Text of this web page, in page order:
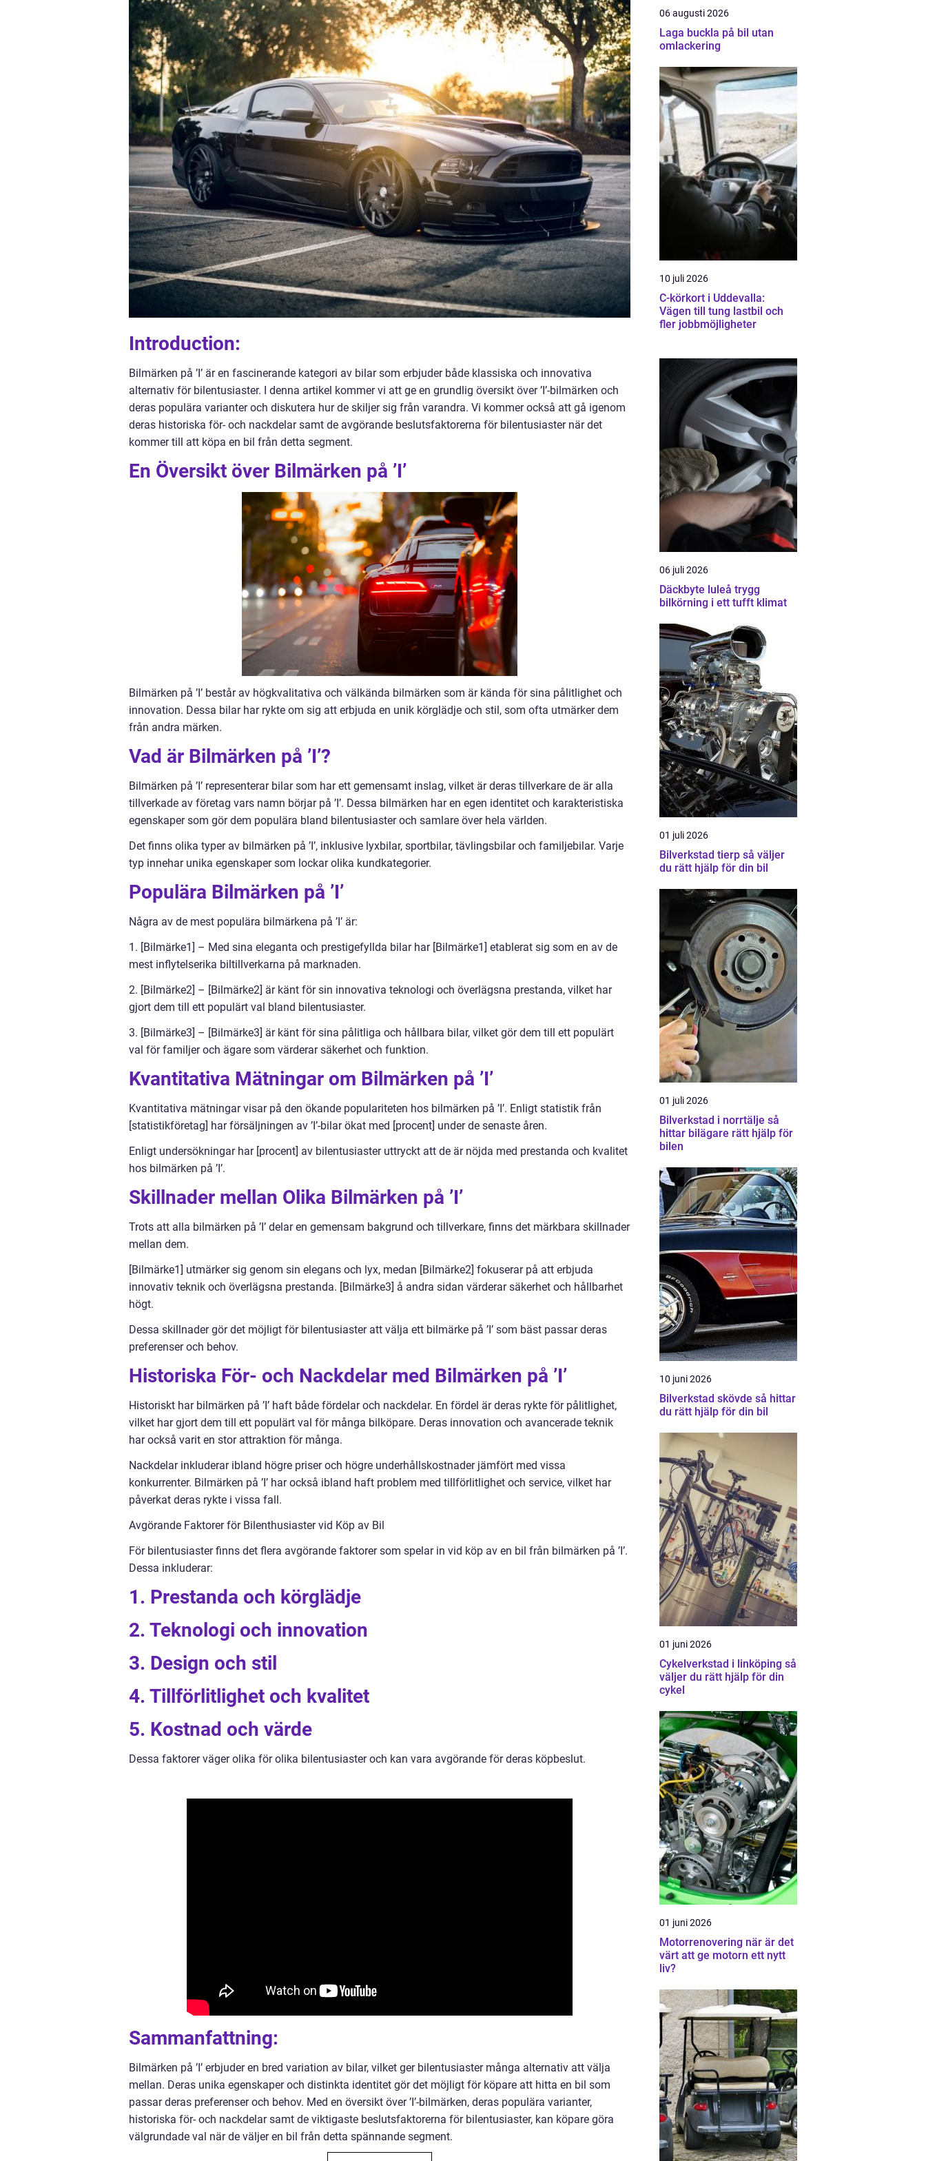
Introduction:
Bilmärken på ’I’ är en fascinerande kategori av bilar som erbjuder både klassiska och innovativa
alternativ för bilentusiaster. I denna artikel kommer vi att ge en grundlig översikt över ’I’-bilmärken och
deras populära varianter och diskutera hur de skiljer sig från varandra. Vi kommer också att gå igenom
deras historiska för- och nackdelar samt de avgörande beslutsfaktorerna för bilentusiaster när det
kommer till att köpa en bil från detta segment.
En Översikt över Bilmärken på ’I’
Bilmärken på ’I’ består av högkvalitativa och välkända bilmärken som är kända för sina pålitlighet och
innovation. Dessa bilar har rykte om sig att erbjuda en unik körglädje och stil, som ofta utmärker dem
från andra märken.
Vad är Bilmärken på ’I’?
Bilmärken på ’I’ representerar bilar som har ett gemensamt inslag, vilket är deras tillverkare de är alla
tillverkade av företag vars namn börjar på ’I’. Dessa bilmärken har en egen identitet och karakteristiska
egenskaper som gör dem populära bland bilentusiaster och samlare över hela världen.
Det finns olika typer av bilmärken på ’I’, inklusive lyxbilar, sportbilar, tävlingsbilar och familjebilar. Varje
typ innehar unika egenskaper som lockar olika kundkategorier.
Populära Bilmärken på ’I’
Några av de mest populära bilmärkena på ’I’ är:
1. [Bilmärke1] – Med sina eleganta och prestigefyllda bilar har [Bilmärke1] etablerat sig som en av de
mest inflytelserika biltillverkarna på marknaden.
2. [Bilmärke2] – [Bilmärke2] är känt för sin innovativa teknologi och överlägsna prestanda, vilket har
gjort dem till ett populärt val bland bilentusiaster.
3. [Bilmärke3] – [Bilmärke3] är känt för sina pålitliga och hållbara bilar, vilket gör dem till ett populärt
val för familjer och ägare som värderar säkerhet och funktion.
Kvantitativa Mätningar om Bilmärken på ’I’
Kvantitativa mätningar visar på den ökande populariteten hos bilmärken på ’I’. Enligt statistik från
[statistikföretag] har försäljningen av ’I’-bilar ökat med [procent] under de senaste åren.
Enligt undersökningar har [procent] av bilentusiaster uttryckt att de är nöjda med prestanda och kvalitet
hos bilmärken på ’I’.
Skillnader mellan Olika Bilmärken på ’I’
Trots att alla bilmärken på ’I’ delar en gemensam bakgrund och tillverkare, finns det märkbara skillnader
mellan dem.
[Bilmärke1] utmärker sig genom sin elegans och lyx, medan [Bilmärke2] fokuserar på att erbjuda
innovativ teknik och överlägsna prestanda. [Bilmärke3] å andra sidan värderar säkerhet och hållbarhet
högt.
Dessa skillnader gör det möjligt för bilentusiaster att välja ett bilmärke på ’I’ som bäst passar deras
preferenser och behov.
Historiska För- och Nackdelar med Bilmärken på ’I’
Historiskt har bilmärken på ’I’ haft både fördelar och nackdelar. En fördel är deras rykte för pålitlighet,
vilket har gjort dem till ett populärt val för många bilköpare. Deras innovation och avancerade teknik
har också varit en stor attraktion för många.
Nackdelar inkluderar ibland högre priser och högre underhållskostnader jämfört med vissa
konkurrenter. Bilmärken på ’I’ har också ibland haft problem med tillförlitlighet och service, vilket har
påverkat deras rykte i vissa fall.
Avgörande Faktorer för Bilenthusiaster vid Köp av Bil
För bilentusiaster finns det flera avgörande faktorer som spelar in vid köp av en bil från bilmärken på ’I’.
Dessa inkluderar:
1. Prestanda och körglädje
2. Teknologi och innovation
3. Design och stil
4. Tillförlitlighet och kvalitet
5. Kostnad och värde
Dessa faktorer väger olika för olika bilentusiaster och kan vara avgörande för deras köpbeslut.
Sammanfattning:
Bilmärken på ’I’ erbjuder en bred variation av bilar, vilket ger bilentusiaster många alternativ att välja
mellan. Deras unika egenskaper och distinkta identitet gör det möjligt för köpare att hitta en bil som
passar deras preferenser och behov. Med en översikt över ’I’-bilmärken, deras populära varianter,
historiska för- och nackdelar samt de viktigaste beslutsfaktorerna för bilentusiaster, kan köpare göra
välgrundade val när de väljer en bil från detta spännande segment.
06 augusti 2026
Laga buckla på bil utan
omlackering
10 juli 2026
C-körkort i Uddevalla:
Vägen till tung lastbil och
fler jobbmöjligheter
06 juli 2026
Däckbyte luleå trygg
bilkörning i ett tufft klimat
01 juli 2026
Bilverkstad tierp så väljer
du rätt hjälp för din bil
01 juli 2026
Bilverkstad i norrtälje så
hittar bilägare rätt hjälp för
bilen
10 juni 2026
Bilverkstad skövde så hittar
du rätt hjälp för din bil
01 juni 2026
Cykelverkstad i linköping så
väljer du rätt hjälp för din
cykel
01 juni 2026
Motorrenovering när är det
värt att ge motorn ett nytt
liv?